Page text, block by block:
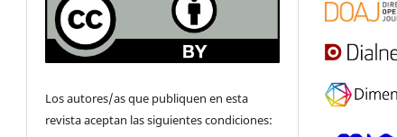
Los autores/as que publiquen en esta
revista aceptan las siguientes condiciones: